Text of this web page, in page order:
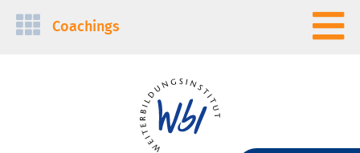
Navigation
Coachings